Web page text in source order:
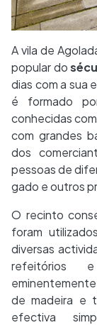
A vila de
popular do
dias com a sua
é formado
conhecidas
com grandes
dos
pessoas de
gado e outros
O recinto
foram
diversas
refeitórios
de madeira e
efectiva